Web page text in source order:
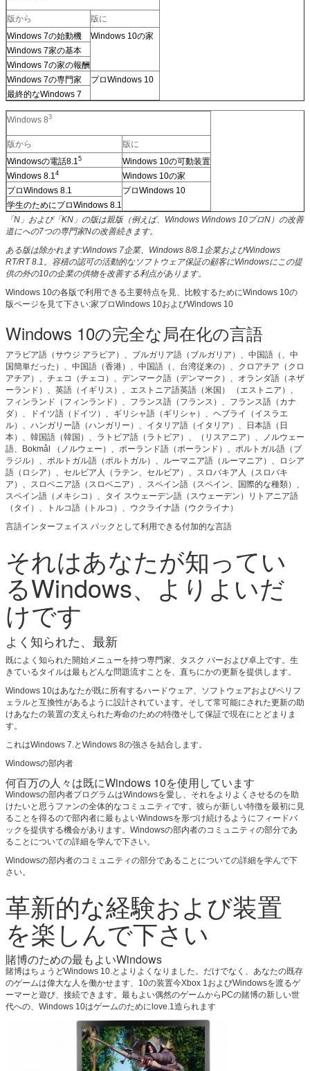
送信
版から
版に
Windows 7の始動機
Windows 10の家
Windows 7家の基本
Windows 7の家の報酬
Windows 7の専門家
プロWindows 10
最終的なWindows 7
Windows 83
版から
版に
Windowsの電話8.15
Windows 10の可動装置
Windows 8.14
Windows 10の家
プロWindows 8.1
プロWindows 10
学生のためにプロWindows 8.1
「N」および「KN」の版は親版（例えば、Windows Windows 10プロN）の改善
道にへの7つの専門家Nの改善続きます。
ある版は除かれます:Windows 7企業、Windows 8/8.1企業およびWindows
RT/RT 8.1。容積の認可の活動的なソフトウェア保証の顧客にWindowsにこの提
供の外の10の企業の供物を改善する利点があります。
Windows 10の各版で利用できる主要特点を見、比較するためにWindows 10の
版ページを見て下さい:家プロWindows 10およびWindows 10
Windows 10の完全な局在化の言語
アラビア語（サウジ アラビア）、ブルガリア語（ブルガリア）、中国語（、中
国簡単だった）、中国語（香港）、中国語（、台湾従来の）、クロアチア（クロ
アチア）、チェコ（チェコ）、デンマーク語（デンマーク）、オランダ語（ネザ
ーランド）、英語（イギリス）、エストニア語英語（米国） （エストニア）、
フィンランド（フィンランド）、フランス語（フランス）、フランス語（カナ
ダ）、ドイツ語（ドイツ）、ギリシャ語（ギリシャ）、ヘブライ（イスラエ
ル）、ハンガリー語（ハンガリー）、イタリア語（イタリア）、日本語（日
本）、韓国語（韓国）、ラトビア語（ラトビア）、（リスアニア）、ノルウェー
語、Bokmål （ノルウェー）、ポーランド語（ポーランド）、ポルトガル語（ブ
ラジル）、ポルトガル語（ポルトガル）、ルーマニア語（ルーマニア）、ロシア
語（ロシア）、セルビア人（ラテン、セルビア）、スロバキア人（スロバキ
ア）、スロベニア語（スロベニア）、スペイン語（スペイン、国際的な種類）、
スペイン語（メキシコ）、タイ スウェーデン語（スウェーデン）リトアニア語
（タイ）、トルコ語（トルコ）、ウクライナ語（ウクライナ）
言語インターフェイス パックとして利用できる付加的な言語
それはあなたが知ってい
るWindows、よりよいだ
けです
よく知られた、最新
既によく知られた開始メニューを持つ専門家、タスク バーおよび卓上です。生
きているタイルは最もどんな問題流すことを、直ちにかの更新を提供します。
Windows 10はあなたが既に所有するハードウェア、ソフトウェアおよびペリフ
ェラルと互換性があるように設計されています。そして常可能にされた更新の助
けあなたの装置の支えられた寿命のための特徴そして保証で現在にとどまりま
す。
これはWindows 7.とWindows 8の強さを結合します。
Windowsの部内者
何百万の人々は既にWindows 10を使用しています
Windowsの部内者プログラムはWindowsを愛し、それをよりよくさせるのを助
けたいと思うファンの全体的なコミュニティです。彼らが新しい特徴を最初に見
ることを得るので部内者に最もよいWindowsを形づけ続けるようにフィードバ
ックを提供する機会があります。Windowsの部内者のコミュニティの部分であ
ることについての詳細を学んで下さい。
Windowsの部内者のコミュニティの部分であることについての詳細を学んで下
さい。
革新的な経験および装置
を楽しんで下さい
賭博のための最もよいWindows
賭博はちょうどWindows 10.とよりよくなりました。だけでなく、あなたの既存
のゲームは偉大な人を働かせます、10の装置今Xbox 1およびWindowsを渡るゲ
ーマーと遊び、接続できます。最もよい偶然のゲームからPCの賭博の新しい世
代への、Windows 10はゲームのためにlove.1造られます